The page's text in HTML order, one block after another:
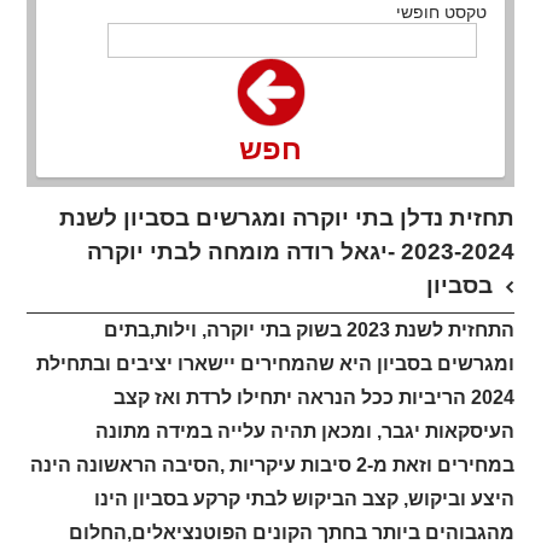
טקסט חופשי
חפש
תחזית נדלן בתי יוקרה ומגרשים בסביון לשנת
2023-2024 -יגאל רודה מומחה לבתי יוקרה
בסביון
התחזית לשנת 2023 בשוק בתי יוקרה, וילות,בתים
ומגרשים בסביון היא שהמחירים יישארו יציבים ובתחילת
2024 הריביות ככל הנראה יתחילו לרדת ואז קצב
העיסקאות יגבר, ומכאן תהיה עלייה במידה מתונה
במחירים וזאת מ-2 סיבות עיקריות ,הסיבה הראשונה הינה
היצע וביקוש, קצב הביקוש לבתי קרקע בסביון הינו
מהגבוהים ביותר בחתך הקונים הפוטנציאלים,החלום